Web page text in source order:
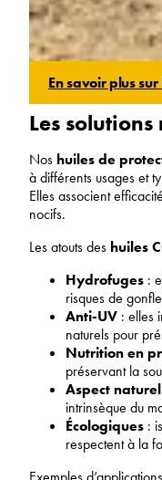
En savoir plus
Les solutions
Nos huiles de
à différents usages et
Elles associent
nocifs.
Les atouts des huiles
Hydrofuges :
risques de
Anti-UV : elles
naturels pour
Nutrition en
préservant la
Aspect naturel
intrinsèque du
Écologiques :
respectent à la